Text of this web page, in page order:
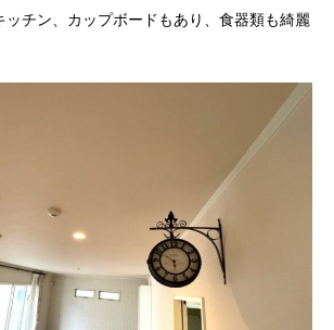
チン、カップボードもあり、食器類も綺麗